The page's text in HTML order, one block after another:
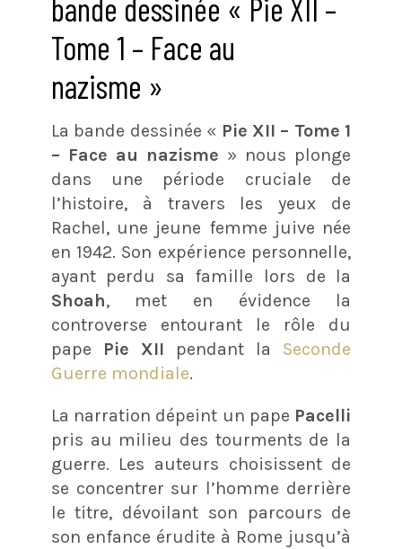
bande dessinée « Pie XII –
Tome 1 – Face au
nazisme »
La bande dessinée « Pie XII – Tome 1
– Face au nazisme » nous plonge
dans une période cruciale de
l’histoire, à travers les yeux de
Rachel, une jeune femme juive née
en 1942. Son expérience personnelle,
ayant perdu sa famille lors de la
Shoah, met en évidence la
controverse entourant le rôle du
pape Pie XII pendant la Seconde
Guerre mondiale.
La narration dépeint un pape Pacelli
pris au milieu des tourments de la
guerre. Les auteurs choisissent de
se concentrer sur l’homme derrière
le titre, dévoilant son parcours de
son enfance érudite à Rome jusqu’à